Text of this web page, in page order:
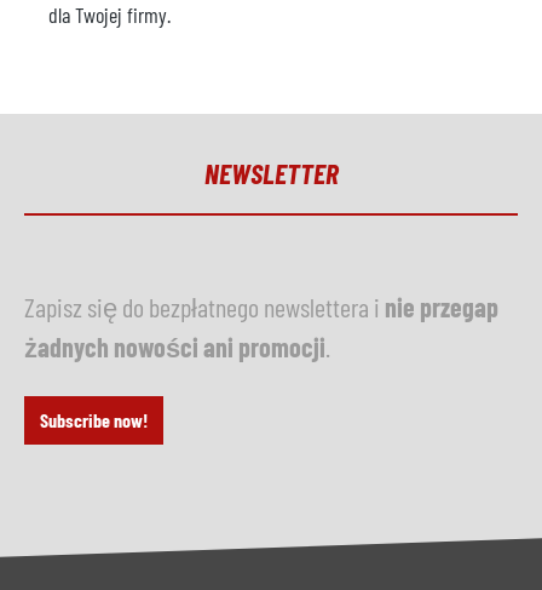
dla Twojej firmy.
NEWSLETTER
Zapisz się do bezpłatnego newslettera i nie przegap
żadnych nowości ani promocji
Subscribe now!